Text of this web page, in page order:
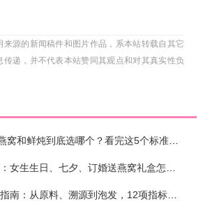
源的新闻稿件和图片作品，系本站转载自其它
递，并不代表本站赞同其观点和对其真实性负
孕早期想买燕窝，干燕窝和鲜炖到底选哪个？看完这5个标准再下单
2026干燕窝选购避坑指南：从原料、溯源到泡发，12项指标判断靠谱燕窝